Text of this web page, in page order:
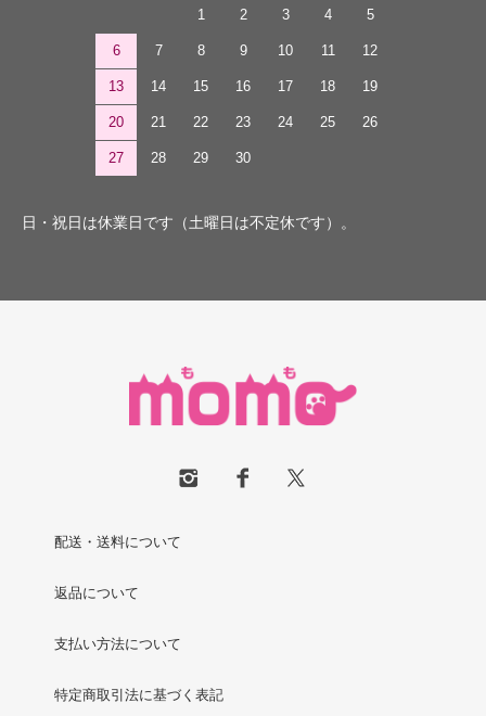
1 2 3 4 5
6 7 8 9 10 11 12
13 14 15 16 17 18 19
20 21 22 23 24 25 26
27 28 29 30
日・祝日は休業日です（土曜日は不定休です）。
配送・送料について
返品について
支払い方法について
特定商取引法に基づく表記